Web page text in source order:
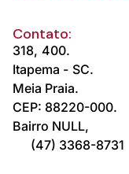
Contato:
318, 400.
Itapema - SC.
Meia Praia.
CEP: 88220-000.
Bairro NULL,
(47) 3368-8731